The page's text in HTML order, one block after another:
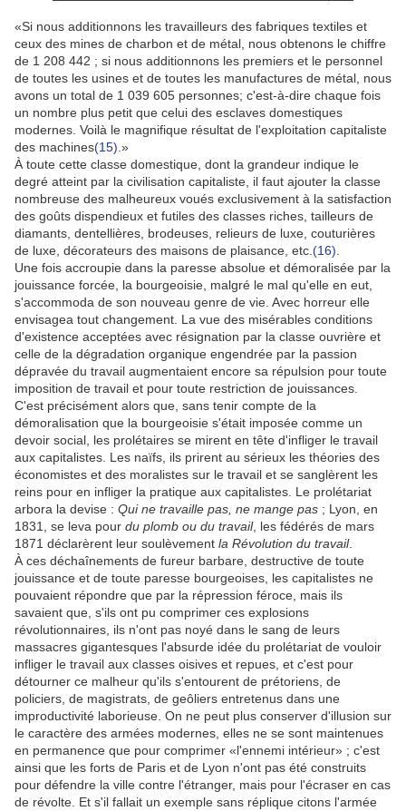
«Si nous additionnons les travailleurs des fabriques textiles et
ceux des mines de charbon et de métal, nous obtenons le chiffre
de 1 208 442 ; si nous additionnons les premiers et le personnel
de toutes les usines et de toutes les manufactures de métal, nous
avons un total de 1 039 605 personnes; c'est-à-dire chaque fois
un nombre plus petit que celui des esclaves domestiques
modernes. Voilà le magnifique résultat de l'exploitation capitaliste
des machines(15) .»
À toute cette classe domestique, dont la grandeur indique le
degré atteint par la civilisation capitaliste, il faut ajouter la classe
nombreuse des malheureux voués exclusivement à la satisfaction
des goûts dispendieux et futiles des classes riches, tailleurs de
diamants, dentellières, brodeuses, relieurs de luxe, couturières
de luxe, décorateurs des maisons de plaisance, etc. (16)
Une fois accroupie dans la paresse absolue et démoralisée par la
jouissance forcée, la bourgeoisie, malgré le mal qu'elle en eut,
s'accommoda de son nouveau genre de vie. Avec horreur elle
envisagea tout changement. La vue des misérables conditions
d'existence acceptées avec résignation par la classe ouvrière et
celle de la dégradation organique engendrée par la passion
dépravée du travail augmentaient encore sa répulsion pour toute
imposition de travail et pour toute restriction de jouissances.
C'est précisément alors que, sans tenir compte de la
démoralisation que la bourgeoisie s'était imposée comme un
devoir social, les prolétaires se mirent en tête d'infliger le travail
aux capitalistes. Les naïfs, ils prirent au sérieux les théories des
économistes et des moralistes sur le travail et se sanglèrent les
reins pour en infliger la pratique aux capitalistes. Le prolétariat
arbora la devise : Qui ne travaille pas, ne mange pas ; Lyon, en
1831, se leva pour du plomb ou du travail, les fédérés de mars
1871 déclarèrent leur soulèvement la Révolution du travail.
À ces déchaînements de fureur barbare, destructive de toute
jouissance et de toute paresse bourgeoises, les capitalistes ne
pouvaient répondre que par la répression féroce, mais ils
savaient que, s'ils ont pu comprimer ces explosions
révolutionnaires, ils n'ont pas noyé dans le sang de leurs
massacres gigantesques l'absurde idée du prolétariat de vouloir
infliger le travail aux classes oisives et repues, et c'est pour
détourner ce malheur qu'ils s'entourent de prétoriens, de
policiers, de magistrats, de geôliers entretenus dans une
improductivité laborieuse. On ne peut plus conserver d'illusion sur
le caractère des armées modernes, elles ne se sont maintenues
en permanence que pour comprimer «l'ennemi intérieur» ; c'est
ainsi que les forts de Paris et de Lyon n'ont pas été construits
pour défendre la ville contre l'étranger, mais pour l'écraser en cas
de révolte. Et s'il fallait un exemple sans réplique citons l'armée